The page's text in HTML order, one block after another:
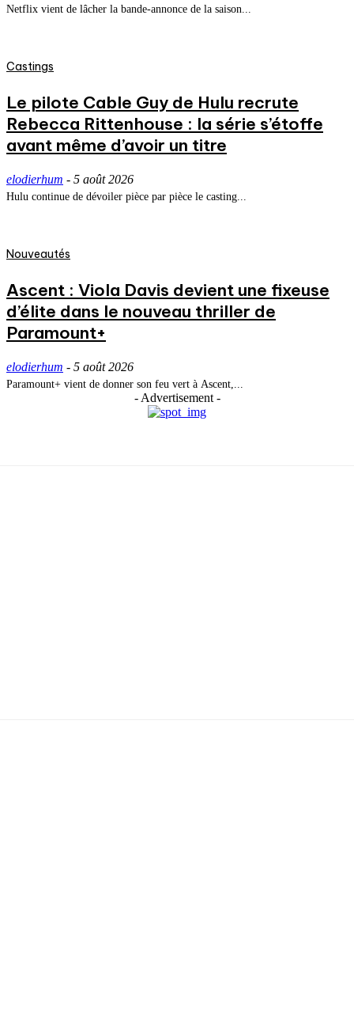
Netflix vient de lâcher la bande-annonce de la saison...
Castings
Le pilote Cable Guy de Hulu recrute
Rebecca Rittenhouse : la série s’étoffe
avant même d’avoir un titre
elodierhum - 5 août 2026
Hulu continue de dévoiler pièce par pièce le casting...
Nouveautés
Ascent : Viola Davis devient une fixeuse
d’élite dans le nouveau thriller de
Paramount+
elodierhum - 5 août 2026
Paramount+ vient de donner son feu vert à Ascent,...
- Advertisement -